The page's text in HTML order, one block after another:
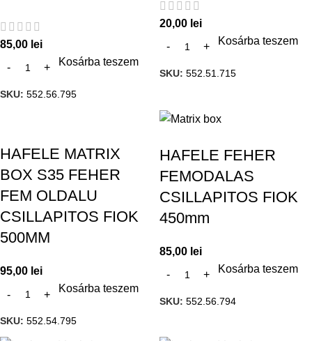
85,00 lei
Kosárba teszem
SKU: 552.56.795
20,00 lei
Kosárba teszem
SKU: 552.51.715
HAFELE MATRIX
BOX S35 FEHER
FEM OLDALU
CSILLAPITOS FIOK
500MM
95,00 lei
Kosárba teszem
SKU: 552.54.795
HAFELE FEHER
FEMODALAS
CSILLAPITOS FIOK
450mm
85,00 lei
Kosárba teszem
SKU: 552.56.794